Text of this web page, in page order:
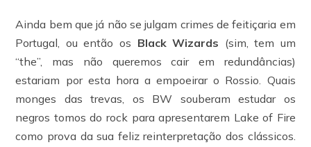
Ainda bem que já não se julgam crimes de feitiçaria em
Portugal, ou então os Black Wizards (sim, tem um
“the”, mas não queremos cair em redundâncias)
estariam por esta hora a empoeirar o Rossio. Quais
monges das trevas, os BW souberam estudar os
negros tomos do rock para apresentarem Lake of Fire
como prova da sua feliz reinterpretação dos clássicos.